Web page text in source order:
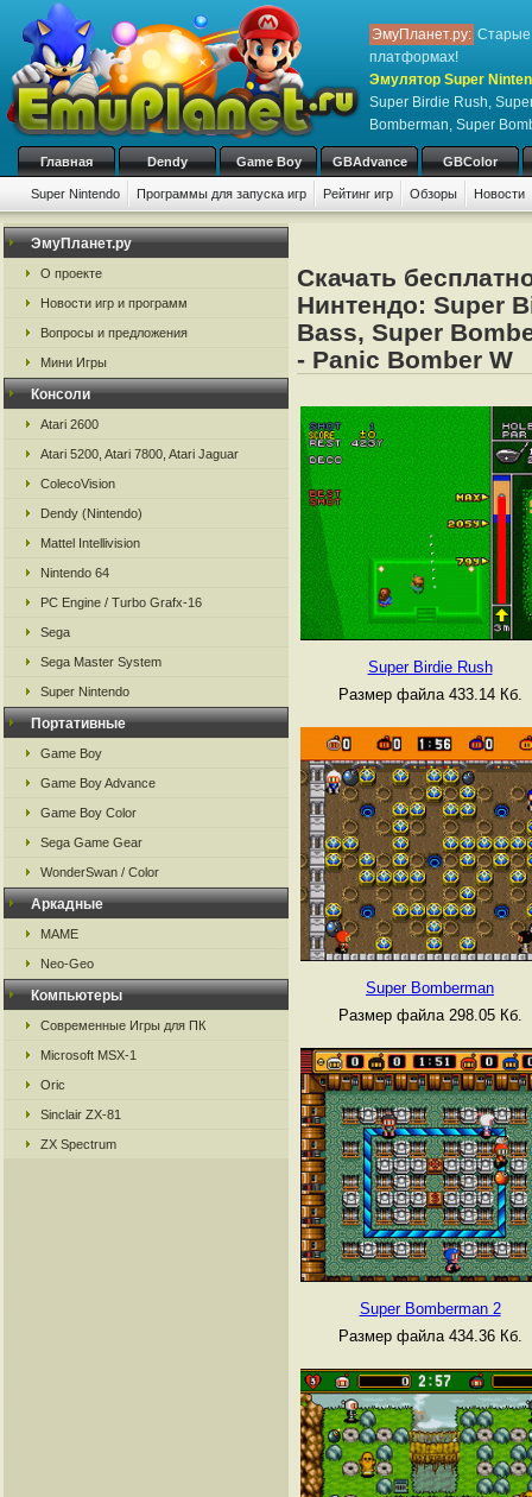
ЭмуПланет.ру: Старые
платформах!
Эмулятор Super
Super Birdie Rush,
Bomberman, Super
Главная Dendy Game Boy GBAdvance GBColor
Super Nintendo Программы для запуска игр Рейтинг игр Обзоры Новости
Игры: # A B C D E F G H I
ЭмуПланет.ру
О проекте
Новости игр и программ
Вопросы и предложения
Мини Игры
Консоли
Atari 2600
Atari 5200, Atari 7800, Atari Jaguar
ColecoVision
Dendy (Nintendo)
Mattel Intellivision
Nintendo 64
PC Engine / Turbo Grafx-16
Sega
Sega Master System
Super Nintendo
Портативные
Game Boy
Game Boy Advance
Game Boy Color
Sega Game Gear
WonderSwan / Color
Аркадные
MAME
Neo-Geo
Компьютеры
Современные Игры для ПК
Microsoft MSX-1
Oric
Sinclair ZX-81
ZX Spectrum
Скачать
Нинтендо: Super
Bass, Super
- Panic Bomber W
Super Birdie Rush
Размер файла 433.14 Кб.
Super Bomberman
Размер файла 298.05 Кб.
Super Bomberman 2
Размер файла 434.36 Кб.